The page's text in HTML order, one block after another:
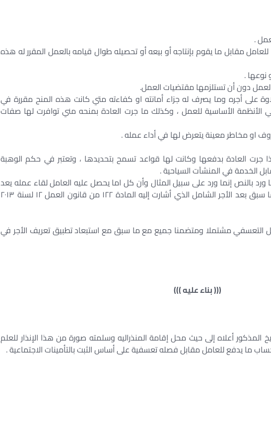
مقابل ما يقوم بإنتاجه أو بيعه أو تحصيله طوال قيامه بالعمل المقرر له هذه
على أجره وما يصرف له جزاء أمانته او كفاءته متي كانت هذه المنح مقررة في
الأنظمة الأساسية للعمل ، وكذلك ما جرت العادة بمنحه مني توافرت لها صفات
جرت العادة بدفعها وكانت لها قواعد تسمح بتحديدها ، وتعتبر في حكم الوهبة
الخدمة في المنشآت السياحية .
بالنص إنما ورد على سبيل المثال وأن كل اما يحصل عليه العامل لقاء عمله يعد
من الأجر أو من ملحقاته . وبناء على ما سبق بعد الأجر الشامل الذي أشارت إليه المادة ۱۲۲ من قانون العمل ۱۲ لسنة ۲۰۱۳
مشتملا ومتضمنا جميع مع ما سبق مع استبعاد تطبيق تعريف الأجر في
((( بناء عليه )))
المذكور أعلاه إلى حيث محل إقامة المنذراليه وسلمته صورة من هذا الإنذار للعلم
ما يدفع للعامل مقابل فصله تعسفية على أساس الثبت بالتأمينات الاجتماعية .